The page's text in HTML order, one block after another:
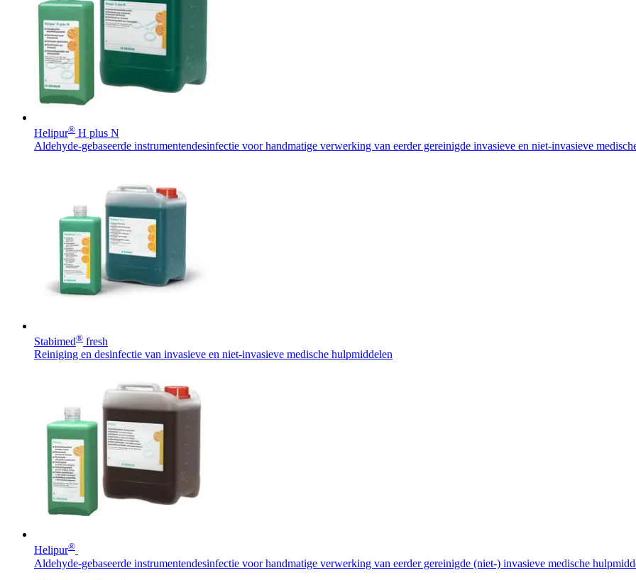
Productassortiment
ExpertCare
Gespecialiseerde verpleegkundige thuiszorg.
Vind jouw baan
Ontdek jouw carrièremogelijkheden, bekijk onze vacatures en vind een functie die bij je past!
Contact
Heb je een vraag? Neem contact met ons op.
Helipur® H plus N
Aldehyde-gebaseerde instrumentendesinfectie voor handmatige verwerking van eerder gereinigde invasieve en niet-invasieve
Stabimed® fresh
Reiniging en desinfectie van invasieve en niet-invasieve medische hulpmiddelen
Helipur®
Aldehyde-gebaseerde instrumentendesinfectie voor handmatige verwerking van eerder gereinigde (niet-) invasieve medische